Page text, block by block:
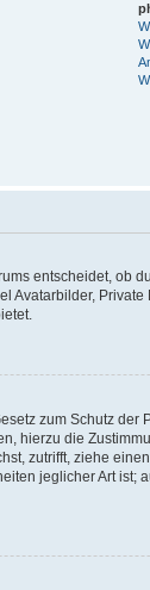
entscheidet, ob
zum Schutz
hierzu die
zutrifft, ziehe
jeglicher Art